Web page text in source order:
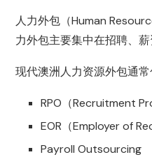
人力外包（Human
力外包主要集中在招聘、
现代澳洲人力资源外包通常
RPO（Recruitment
EOR（Employer of
Payroll Outsourcing